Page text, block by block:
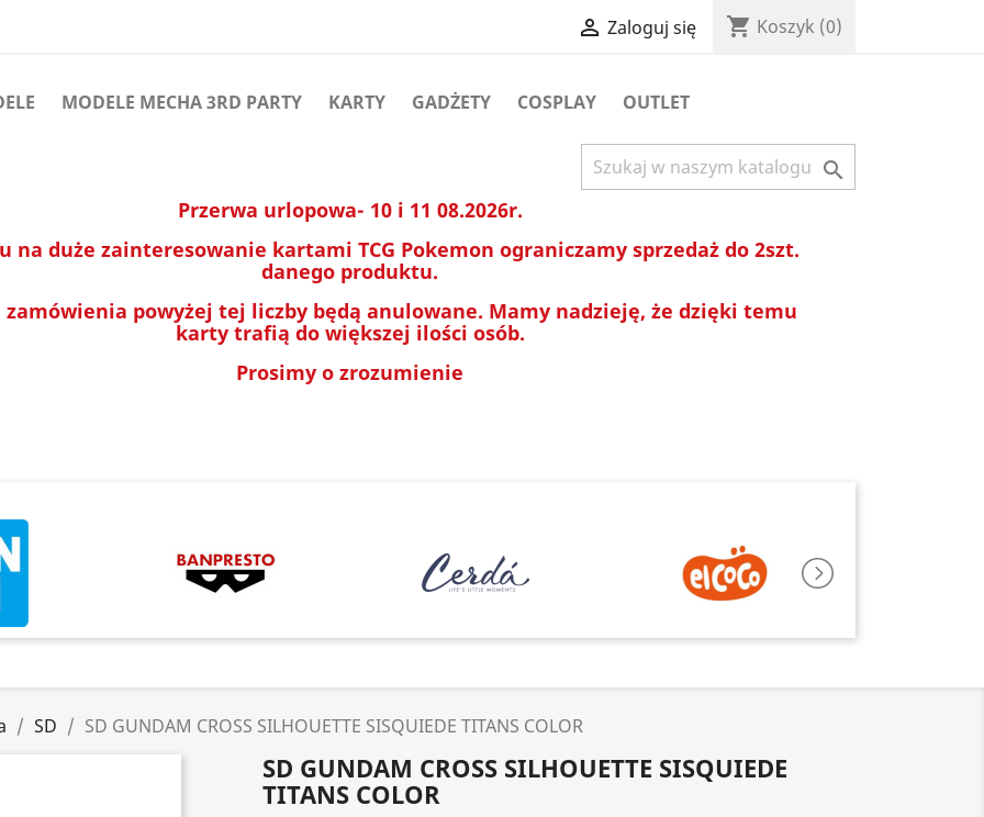
 Zaloguj się shopping_cart Koszyk (0)
MODELE MECHA 3RD PARTY KARTY GADŻETY COSPLAY OUTLET

Przerwa urlopowa- 10 i 11 08.2026r.
na duże zainteresowanie kartami TCG Pokemon ograniczamy sprzedaż do 2szt.
danego produktu.
zamówienia powyżej tej liczby będą anulowane. Mamy nadzieję, że dzięki temu
karty trafią do większej ilości osób.
Prosimy o zrozumienie
SD SD GUNDAM CROSS SILHOUETTE SISQUIEDE TITANS COLOR
SD GUNDAM CROSS SILHOUETTE SISQUIEDE
TITANS COLOR